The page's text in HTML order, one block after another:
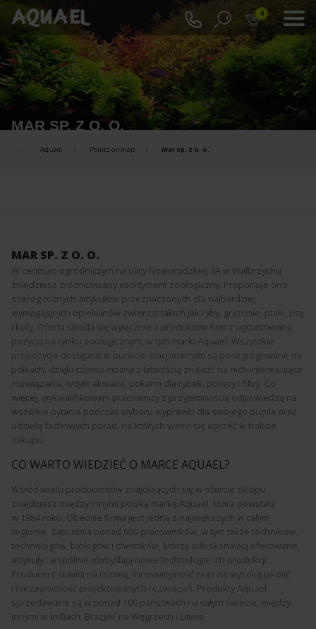
0
MAR SP. Z O. O.
Aquael Points on map Mar sp. z o. o.
MAR SP. Z O. O.
W centrum ogrodniczym na ulicy Noworudzkiej 3A w Wałbrzychu
znajdziesz zróżnicowany asortyment zoologiczny. Proponuje ono
szereg różnych artykułów przeznaczonych dla najbardziej
wymagających opiekunów zwierząt takich jak ryby, gryzonie, ptaki, psy
i koty. Oferta składa się wyłącznie z produktów firm z ugruntowaną
pozycją na rynku zoologicznym, w tym marki Aquael. Wszystkie
propozycje dostępne w punkcie stacjonarnym są posegregowane na
półkach, dzięki czemu można z łatwością znaleźć na nich interesujące
rozwiązania, w tym akwaria, pokarm dla rybek, pompy i filtry. Co
więcej, wykwalifikowani pracownicy z przyjemnością odpowiedzą na
wszelkie pytania podczas wyboru wyprawki dla swojego pupila oraz
udzielą fachowych porad, na których warto się oprzeć w trakcie
zakupu.
CO WARTO WIEDZIEĆ O MARCE AQUAEL?
Wśród wielu producentów znajdujących się w ofercie sklepu
znajdziesz między innymi polską markę Aquael, która powstała
w 1984 roku. Obecnie firma jest jedną z największych w całym
regionie. Zatrudnia ponad 600 pracowników, w tym także techników,
technologów, biologów i chemików, którzy udoskonalają oferowane
artykuły i wspólnie obmyślają nowe technologie ich produkcji.
Producent stawia na rozwój, innowacyjność oraz na wysoką jakość
i niezawodność projektowanych rozwiązań. Produkty Aquael
sprzedawane są w ponad 100 państwach na całym świecie, między
innymi w Indiach, Brazylii, na Węgrzech i Litwie.